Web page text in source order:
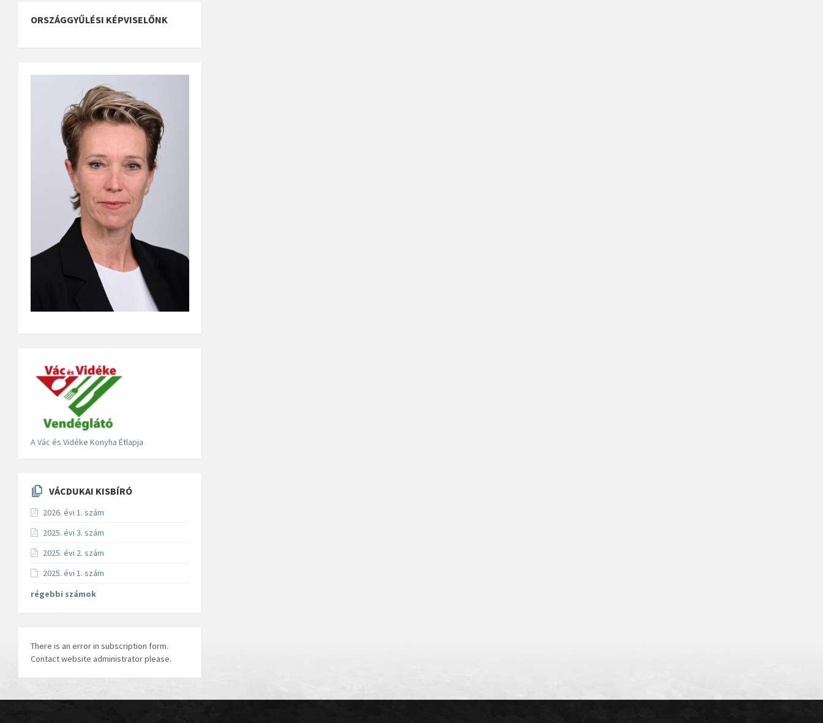
ORSZÁGGYŰLÉSI KÉPVISELŐNK
A Vác és Vidéke Konyha Étlapja
VÁCDUKAI KISBÍRÓ
2026. évi 1. szám
2025. évi 3. szám
2025. évi 2. szám
2025. évi 1. szám
régebbi számok
There is an error in subscription form.
Contact website administrator please.